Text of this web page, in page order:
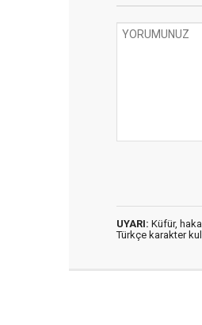
UYARI: Küfür,
Türkçe karakter